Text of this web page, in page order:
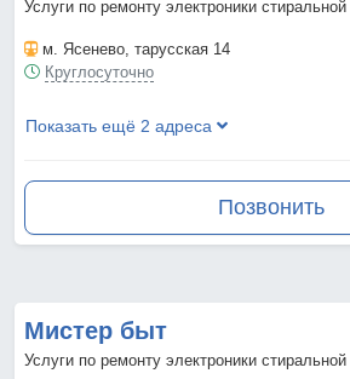
Услуги по ремонту электроники
м. Ясенево, тарусская 14
Круглосуточно
Показать ещё 2 адреса
Позвонить
Мистер быт
Услуги по ремонту электроники